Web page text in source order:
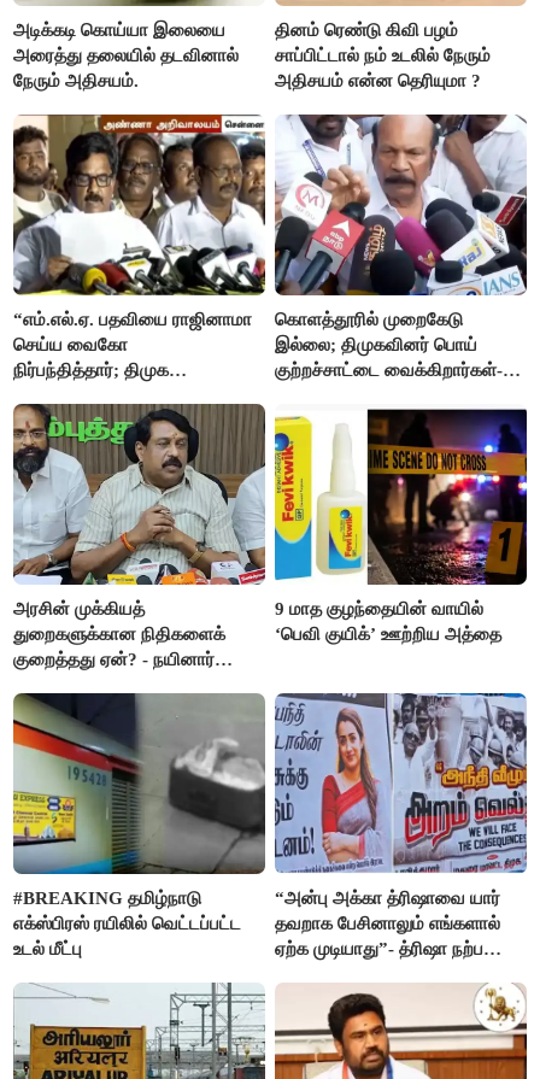
அடிக்கடி கொய்யா இலையை
அரைத்து தலையில் தடவினால்
நேரும் அதிசயம்.
தினம் ரெண்டு கிவி பழம்
சாப்பிட்டால் நம் உடலில் நேரும்
அதிசயம் என்ன தெரியுமா ?
“எம்.எல்.ஏ. பதவியை ராஜினாமா
செய்ய வைகோ
நிர்பந்தித்தார்; திமுக
தொடர்கிறோம்”- மதிமுக
எம்.எல்.ஏக்கள் பரபரப்பு பேட்டி
கொளத்தூரில் முறைகேடு
இல்லை; திமுகவினர் பொய்
குற்றச்சாட்டை வைக்கிறார்கள்-
அரசின் முக்கியத்
துறைகளுக்கான நிதிகளைக்
குறைத்தது ஏன்? - நயினார்
9 மாத குழந்தையின் வாயில்
‘பெவி குயிக்’ ஊற்றிய அத்தை
#BREAKING தமிழ்நாடு
எக்ஸ்பிரஸ் ரயிலில் வெட்டப்பட்ட
உடல் மீட்பு
“அன்பு அக்கா த்ரிஷாவை யார்
தவறாக பேசினாலும் எங்களால்
ஏற்க முடியாது”- த்ரிஷா நற்பணி